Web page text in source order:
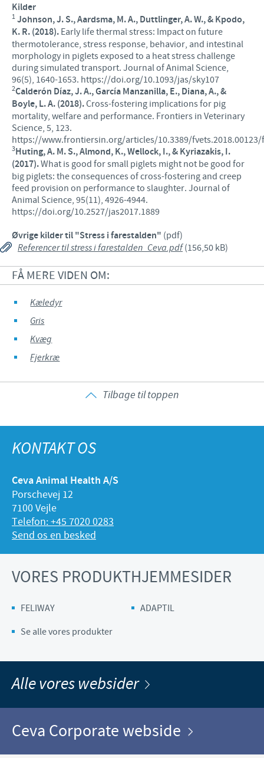
Kilder
1 Johnson, J. S., Aardsma, M. A., Duttlinger, A. W., & Kpodo,
K. R. (2018). Early life thermal stress: Impact on future
thermotolerance, stress response, behavior, and intestinal
morphology in piglets exposed to a heat stress challenge
during simulated transport. Journal of Animal Science,
96(5), 1640-1653. https://doi.org/10.1093/jas/sky107
2Calderón Díaz, J. A., García Manzanilla, E., Diana, A., &
Boyle, L. A. (2018).Cross-fostering implications for pig
mortality, welfare and performance. Frontiers in Veterinary
Science, 5, 123.
https://www.frontiersin.org/articles/10.3389/
3Huting, A. M. S., Almond, K., Wellock, I., & Kyriazakis, I.
(2017).What is good for small piglets might not be good for
big piglets: the consequences of cross-fostering and creep
feed provision on performance to slaughter. Journal of
Animal Science, 95(11), 4926-4944.
https://doi.org/10.2527/jas2017.1889
Øvrige kilder til "Stress i farestalden" (pdf)
Referencer til stress i farestalden_Ceva.pdf(156,50 kB)
FÅ MERE VIDEN OM:
Kæledyr
Gris
Kvæg
Fjerkræ
Tilbage til toppen
KONTAKT OS
Ceva Animal Health A/S
Porschevej 12
7100 Vejle
Telefon: +45 7020 0283
Send os en besked
VORES PRODUKTHJEMMESIDER
FELIWAY
ADAPTIL
Se alle vores produkter
Alle vores websider
Ceva Corporate webside